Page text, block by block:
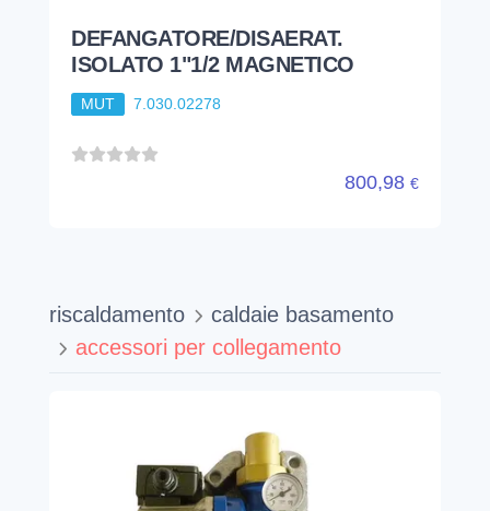
DEFANGATORE/DISAERAT.
ISOLATO 1"1/2 MAGNETICO
MUT 7.030.02278
800,98 €
riscaldamento
caldaie basamento
accessori per collegamento